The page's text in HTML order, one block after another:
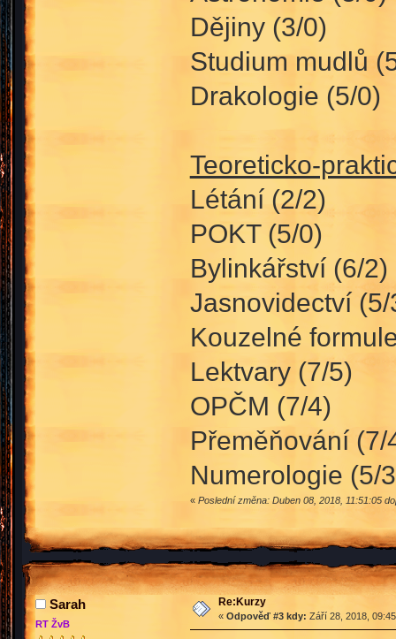
Dějiny (3/0)
Studium mudlů
Drakologie (5/0)
Teoreticko-
Létání (2/2)
POKT (5/0)
Bylinkářství (6/2)
Jasnovidectví (5/
Kouzelné
Lektvary (7/5)
OPČM (7/4)
Přeměňování (7/
Numerologie (5/
« Poslední změna: Duben 08, 2018, 11:51:05
Sarah
RT ŽvB
Re:Kurzy
« Odpověď #3 kdy: Září 28, 2018,